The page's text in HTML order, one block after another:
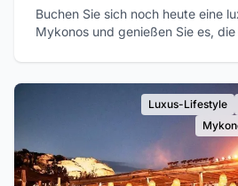
Buchen Sie sich noch heute eine
Mykonos und genießen Sie es,
Luxus-Lifestyle